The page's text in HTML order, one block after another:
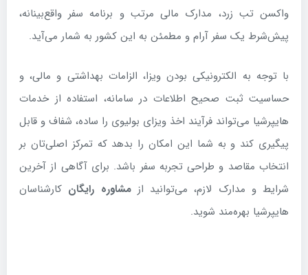
واکسن تب زرد، مدارک مالی مرتب و برنامه سفر واقع‌بینانه،
پیش‌شرط یک سفر آرام و مطمئن به این کشور به شمار می‌آید.
با توجه به الکترونیکی بودن ویزا، الزامات بهداشتی و مالی، و
حساسیت ثبت صحیح اطلاعات در سامانه، استفاده از خدمات
هایپرشیا می‌تواند فرآیند اخذ ویزای بولیوی را ساده، شفاف و قابل
پیگیری کند و به شما این امکان را بدهد که تمرکز اصلی‌تان بر
انتخاب مقاصد و طراحی تجربه سفر باشد. برای آگاهی از آخرین
شرایط و مدارک لازم، می‌توانید ازمشاوره رایگان کارشناسان
هایپرشیا بهره‌مند شوید.